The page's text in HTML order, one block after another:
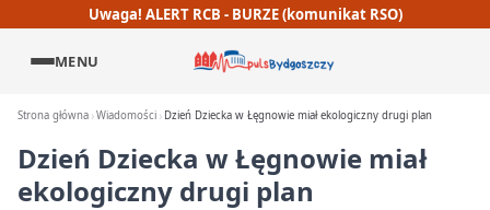
Uwaga! ALERT RCB - BURZE (komunikat RSO)
MENU
Strona główna Wiadomości Dzień Dziecka w Łęgnowie miał ekologiczny drugi plan
Dzień Dziecka w Łęgnowie miał
ekologiczny drugi plan